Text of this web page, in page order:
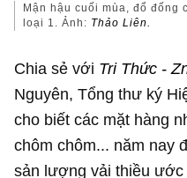
Mận hậu cuối mùa, đổ đống
loại 1. Ảnh: Thảo Liên.
Chia sẻ với Tri Thức -
Nguyên, Tổng thư ký
cho biết các mặt hàng
chôm chôm... năm nay
sản lượng vải thiều ước